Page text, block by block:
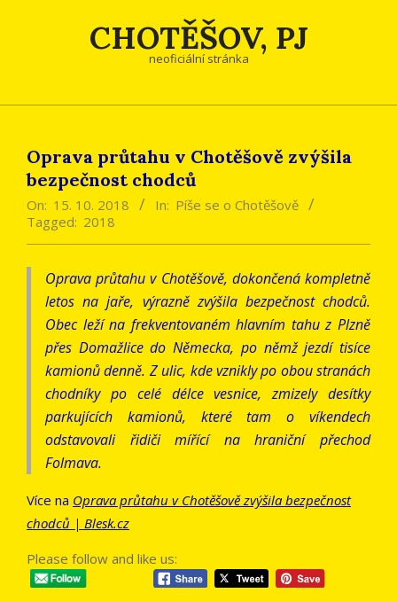
CHOTĚŠOV, PJ
neoficiální stránka
Oprava průtahu v Chotěšově zvýšila
bezpečnost chodců
On: 15. 10. 2018 In: Píše se o Chotěšově
Tagged: 2018
Oprava průtahu v Chotěšově, dokončená kompletně
letos na jaře, výrazně zvýšila bezpečnost chodců.
Obec leží na frekventovaném hlavním tahu z Plzně
přes Domažlice do Německa, po němž jezdí tisíce
kamionů denně. Z ulic, kde vznikly po obou stranách
chodníky po celé délce vesnice, zmizely desítky
parkujících kamionů, které tam o víkendech
odstavovali řidiči mířící na hraniční přechod
Folmava.
Více na Oprava průtahu v Chotěšově zvýšila bezpečnost
chodců | Blesk.cz
Please follow and like us: